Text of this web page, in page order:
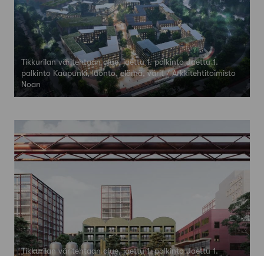
Tikkurilan väritehtaan alue, jaettu 1. palkinto Jaettu 1.
palkinto Kaupunki, luonto, elämä, värit / Arkkitehtitoimisto
Noan
Tikkurilan väritehtaan alue, jaettu 1. palkinto Jaettu 1.